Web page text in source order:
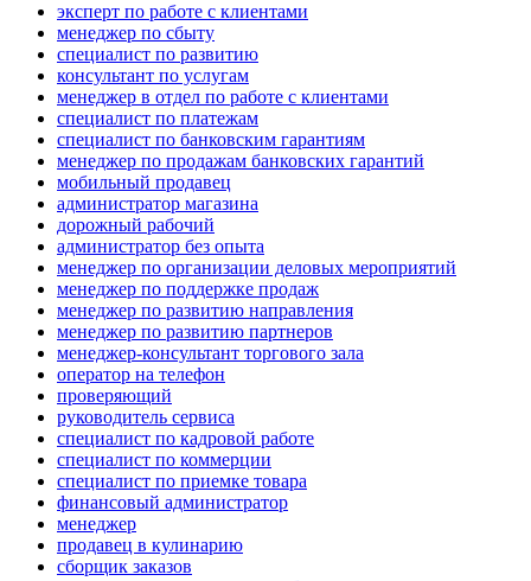
эксперт по работе с клиентами
менеджер по сбыту
специалист по развитию
консультант по услугам
менеджер в отдел по работе с клиентами
специалист по платежам
специалист по банковским гарантиям
менеджер по продажам банковских гарантий
мобильный продавец
администратор магазина
дорожный рабочий
администратор без опыта
менеджер по организации деловых мероприятий
менеджер по поддержке продаж
менеджер по развитию направления
менеджер по развитию партнеров
менеджер-консультант торгового зала
опeрaтoр нa тeлeфoн
проверяющий
руководитель сервиса
специалист по кадровой работе
специалист по коммерции
специалист по приемке товара
финансовый администратор
менеджер
продавец в кулинарию
сборщик заказов